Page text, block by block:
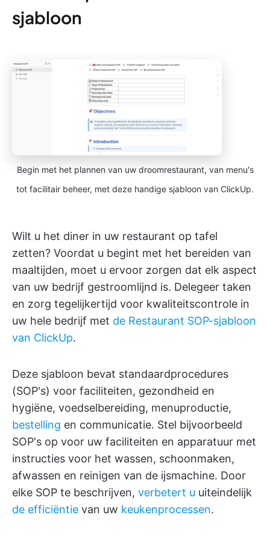
sjabloon
Begin met het plannen van uw droomrestaurant, van menu's
tot facilitair beheer, met deze handige sjabloon van ClickUp.
Wilt u het diner in uw restaurant op tafel
zetten? Voordat u begint met het bereiden van
maaltijden, moet u ervoor zorgen dat elk aspect
van uw bedrijf gestroomlijnd is. Delegeer taken
en zorg tegelijkertijd voor kwaliteitscontrole in
uw hele bedrijf met de Restaurant SOP-sjabloon
van ClickUp.
Deze sjabloon bevat standaardprocedures
(SOP's) voor faciliteiten, gezondheid en
hygiëne, voedselbereiding, menuproductie,
bestelling en communicatie. Stel bijvoorbeeld
SOP's op voor uw faciliteiten en apparatuur met
instructies voor het wassen, schoonmaken,
afwassen en reinigen van de ijsmachine. Door
elke SOP te beschrijven, verbetert u uiteindelijk
de efficiëntie van uw keukenprocessen.